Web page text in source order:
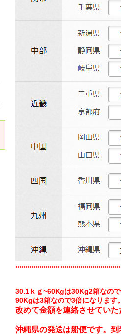
30.1ｋｇ~60Kgは30Kg2箱なので
90Kgは3箱なので3倍になります。
改めて金額を連絡させていた
沖縄県の発送は船便です。